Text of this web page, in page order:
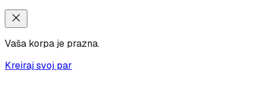
Vaša korpa je prazna.
Kreiraj svoj par